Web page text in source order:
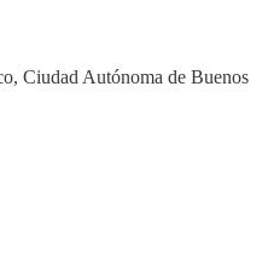
Ciudad Autónoma de Buenos